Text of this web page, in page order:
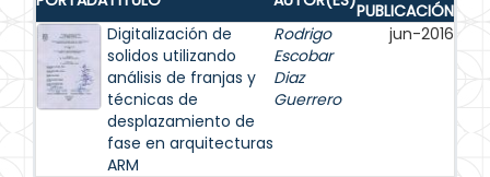
PUBLICACIÓN
Digitalización de
solidos utilizando
análisis de franjas y
técnicas de
desplazamiento de
fase en arquitecturas
ARM
Rodrigo
Escobar
Diaz
Guerrero
jun-2016